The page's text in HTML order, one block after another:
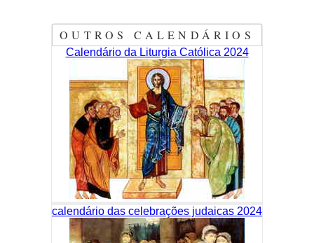
OUTROS CALENDÁRIOS
Calendário da Liturgia Católica 2024
calendário das celebrações judaicas 2024